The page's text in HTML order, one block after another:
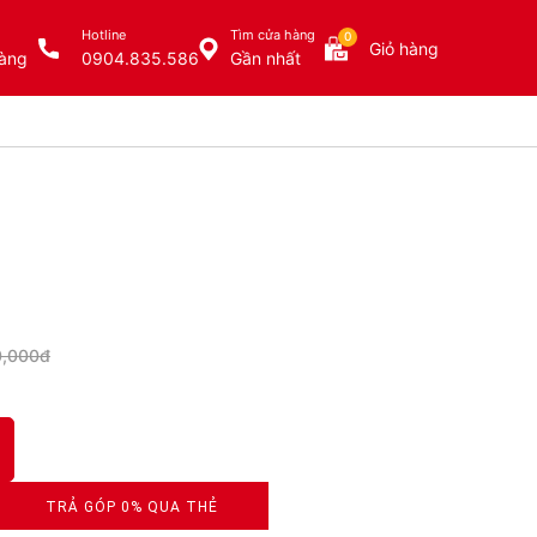
Hotline
0904.835.586
Tìm cửa hàng
Gần nhất
0
Giỏ hàng
TRẢ GÓP 0% QUA THẺ